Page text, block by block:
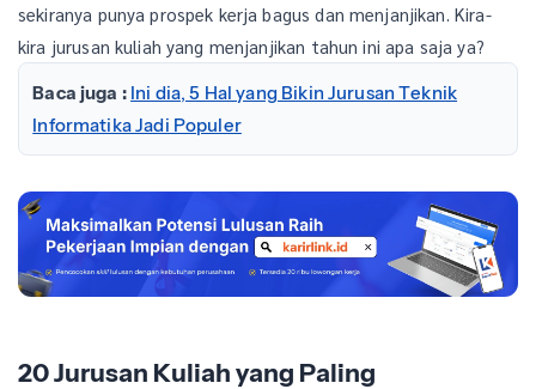
sekiranya punya prospek kerja bagus dan menjanjikan. Kira-
kira jurusan kuliah yang menjanjikan tahun ini apa saja ya?
Baca juga : Ini dia, 5 Hal yang Bikin Jurusan Teknik
Informatika Jadi Populer
20 Jurusan Kuliah yang Paling